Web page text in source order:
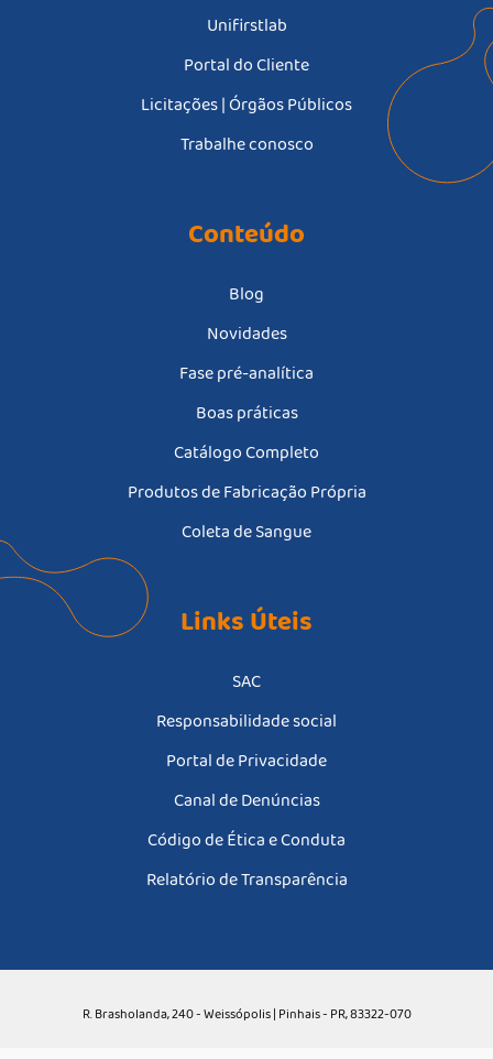
Unifirstlab
Portal do Cliente
Licitações | Órgãos Públicos
Trabalhe conosco
Conteúdo
Blog
Novidades
Fase pré-analítica
Boas práticas
Catálogo Completo
Produtos de Fabricação Própria
Coleta de Sangue
Links Úteis
SAC
Responsabilidade social
Portal de Privacidade
Canal de Denúncias
Código de Ética e Conduta
Relatório de Transparência
R. Brasholanda, 240 - Weissópolis | Pinhais - PR, 83322-070